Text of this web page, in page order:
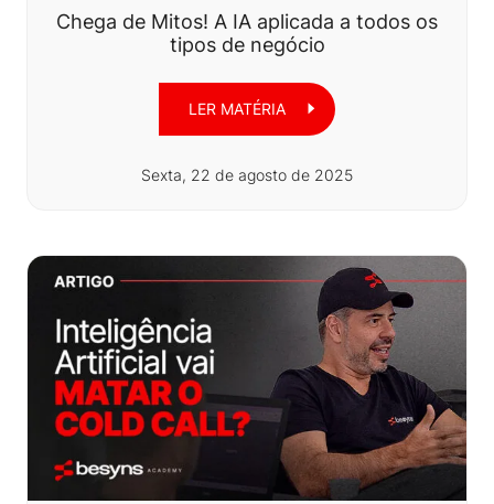
Chega de Mitos! A IA aplicada a todos os
tipos de negócio
LER MATÉRIA
Sexta, 22 de agosto de 2025